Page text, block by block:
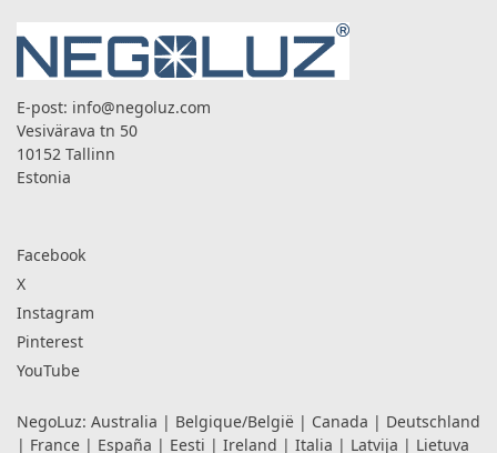
E-post: info@negoluz.com
Vesivärava tn 50
10152 Tallinn
Estonia
Facebook
X
Instagram
Pinterest
YouTube
NegoLuz: Australia | Belgique/België | Canada | Deutschland
| France | España | Eesti | Ireland | Italia | Latvija | Lietuva